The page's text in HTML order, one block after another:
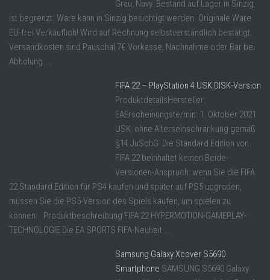
Grau, Navy. Bestand auf Lager in Sinzig
ist begrenzt. Ware kann in Sinzig besichtigt werden. Originale Ware
EU-frei Verkäuflich! Wird auf Rechnung selbstverständlich bestätigt.
Versandkosten sind Pauschal 7€ Vorkasse, Nachnahme oder Bar bei
Abholung ...
FIFA 22 – PlayStation 4 USK DISK-Version
ProduktdetailsHersteller:
EAErscheinungstermin: 1. Oktober 2021
USK: ohne Alterseinschränkung gemäß
§14 JuSchG Die Standard Edition von
FIFA 22 beinhaltet keinen Beide-
Versionen-Anspruch: wenn Sie die FIFA
22 Standard Edition für PS4 kaufen und später auf PS5 upgraden,
müssen Sie die PS5-Version des Spiels kaufen, um spielen zu
können. Produktbeschreibung FIFA 22 HYPERMOTION-GAMEPLAY-
TECHNOLOGIE Die EA SPORTS FIFA-Neuheit ...
Samsung Galaxy Xcover S5690
Smartphone SAMSUNG S5690 Galaxy